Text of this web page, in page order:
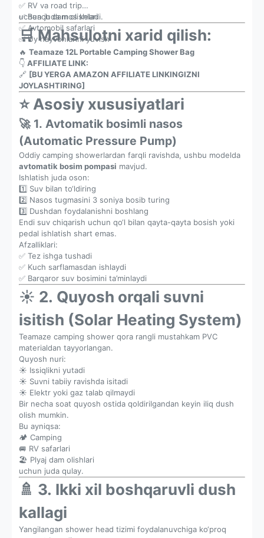
✅ RV va road trip
✅ Beach dam olishlari
✅ Avtomobil safarlari
✅ Uy hayvonlarini yuvish
uchun juda mos keladi.
🛒 Mahsulotni xarid qilish:
🔥 Teamaze 12L Portable Camping Shower Bag
👇 AFFILIATE LINK:
🔗 [BU YERGA AMAZON AFFILIATE LINKINGIZNI
JOYLASHTIRING]
⭐ Asosiy xususiyatlari
🚀 1. Avtomatik bosimli nasos
(Automatic Pressure Pump)
Oddiy camping showerlardan farqli ravishda, ushbu modelda
avtomatik bosim pompasi mavjud.
Ishlatish juda oson:
1️⃣ Suv bilan to‘ldiring
2️⃣ Nasos tugmasini 3 soniya bosib turing
3️⃣ Dushdan foydalanishni boshlang
Endi suv chiqarish uchun qo‘l bilan qayta-qayta bosish yoki
pedal ishlatish shart emas.
Afzalliklari:
✅ Tez ishga tushadi
✅ Kuch sarflamasdan ishlaydi
✅ Barqaror suv bosimini ta’minlaydi
☀️ 2. Quyosh orqali suvni
isitish (Solar Heating System)
Teamaze camping shower qora rangli mustahkam PVC
materialdan tayyorlangan.
Quyosh nuri:
☀️ Issiqlikni yutadi
☀️ Suvni tabiiy ravishda isitadi
☀️ Elektr yoki gaz talab qilmaydi
Bir necha soat quyosh ostida qoldirilgandan keyin iliq dush
olish mumkin.
Bu ayniqsa:
🏕️ Camping
🚐 RV safarlari
🏖️ Plyaj dam olishlari
uchun juda qulay.
🚿 3. Ikki xil boshqaruvli dush
kallagi
Yangilangan shower head tizimi foydalanuvchiga ko‘proq